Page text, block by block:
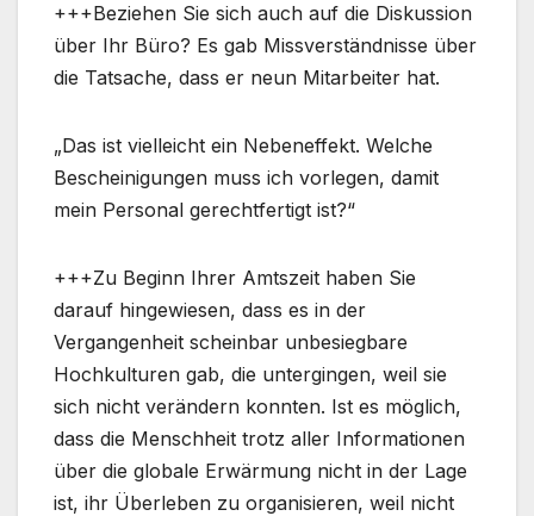
+++Beziehen Sie sich auch auf die Diskussion
über Ihr Büro? Es gab Missverständnisse über
die Tatsache, dass er neun Mitarbeiter hat.
„Das ist vielleicht ein Nebeneffekt. Welche
Bescheinigungen muss ich vorlegen, damit
mein Personal gerechtfertigt ist?“
+++Zu Beginn Ihrer Amtszeit haben Sie
darauf hingewiesen, dass es in der
Vergangenheit scheinbar unbesiegbare
Hochkulturen gab, die untergingen, weil sie
sich nicht verändern konnten. Ist es möglich,
dass die Menschheit trotz aller Informationen
über die globale Erwärmung nicht in der Lage
ist, ihr Überleben zu organisieren, weil nicht